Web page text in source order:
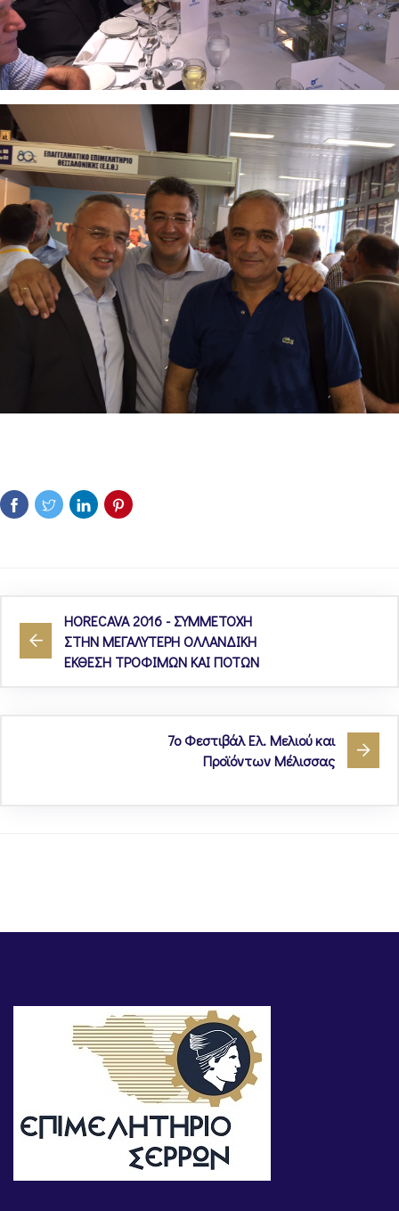
HORECAVA 2016 - ΣΥΜΜΕΤΟΧΗ
ΣΤΗΝ ΜΕΓΑΛΥΤΕΡΗ ΟΛΛΑΝΔΙΚΗ
ΕΚΘΕΣΗ ΤΡΟΦΙΜΩΝ ΚΑΙ ΠΟΤΩΝ
7ο Φεστιβάλ Ελ. Μελιού και
Προϊόντων Μέλισσας